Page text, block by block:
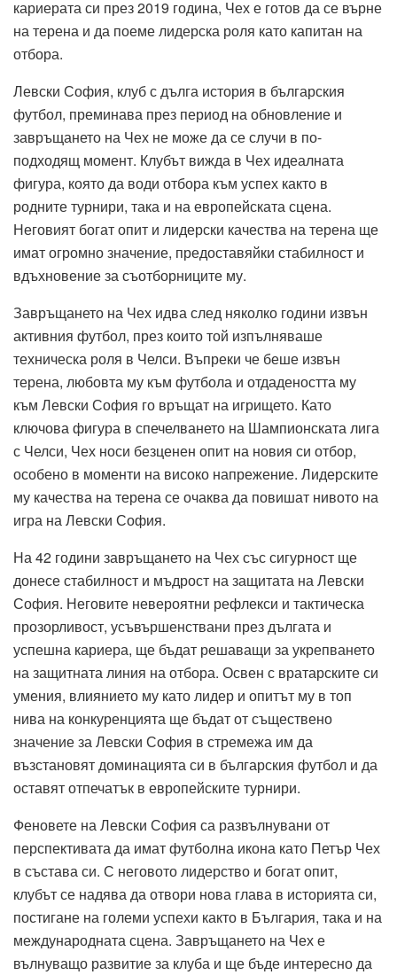
кариерата си през 2019 година, Чех е готов да се върне
на терена и да поеме лидерска роля като капитан на
отбора.
Левски София, клуб с дълга история в българския
футбол, преминава през период на обновление и
завръщането на Чех не може да се случи в по-
подходящ момент. Клубът вижда в Чех идеалната
фигура, която да води отбора към успех както в
родните турнири, така и на европейската сцена.
Неговият богат опит и лидерски качества на терена ще
имат огромно значение, предоставяйки стабилност и
вдъхновение за съотборниците му.
Завръщането на Чех идва след няколко години извън
активния футбол, през които той изпълняваше
техническа роля в Челси. Въпреки че беше извън
терена, любовта му към футбола и отдадеността му
към Левски София го връщат на игрището. Като
ключова фигура в спечелването на Шампионската лига
с Челси, Чех носи безценен опит на новия си отбор,
особено в моменти на високо напрежение. Лидерските
му качества на терена се очаква да повишат нивото на
игра на Левски София.
На 42 години завръщането на Чех със сигурност ще
донесе стабилност и мъдрост на защитата на Левски
София. Неговите невероятни рефлекси и тактическа
прозорливост, усъвършенствани през дългата и
успешна кариера, ще бъдат решаващи за укрепването
на защитната линия на отбора. Освен с вратарските си
умения, влиянието му като лидер и опитът му в топ
нива на конкуренцията ще бъдат от съществено
значение за Левски София в стремежа им да
възстановят доминацията си в българския футбол и да
оставят отпечатък в европейските турнири.
Феновете на Левски София са развълнувани от
перспективата да имат футболна икона като Петър Чех
в състава си. С неговото лидерство и богат опит,
клубът се надява да отвори нова глава в историята си,
постигане на големи успехи както в България, така и на
международната сцена. Завръщането на Чех е
вълнуващо развитие за клуба и ще бъде интересно да